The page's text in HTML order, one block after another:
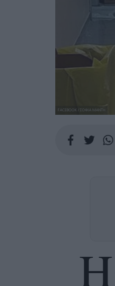
FACEBOOK / ΣΟΦΙΑ ΜΑΝΤΗ
Η